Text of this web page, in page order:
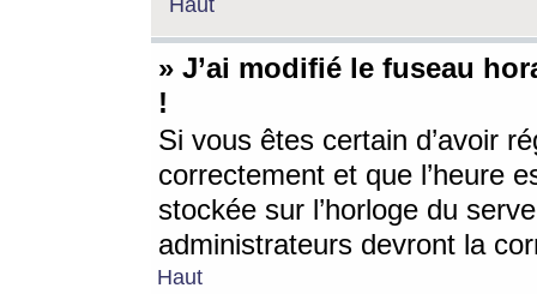
Haut
» J’ai modifié le fuseau
!
Si vous êtes certain d’avoir
correctement et que l’heure
stockée sur l’horloge du
administrateurs devront la
Haut